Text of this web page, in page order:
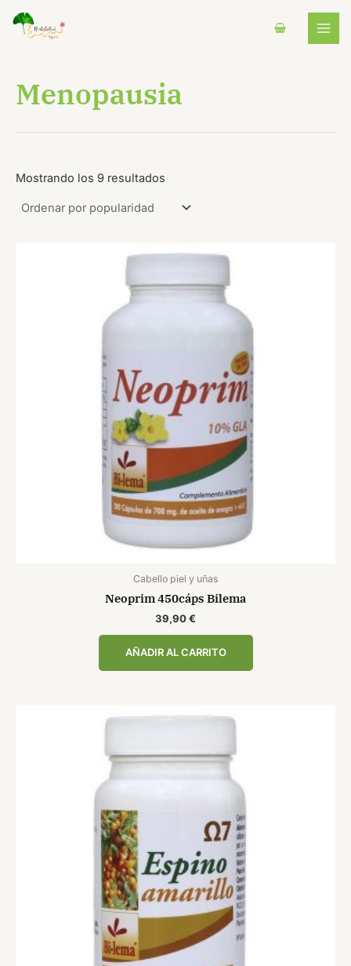
contenido
B
a
Menopausia
Mostrando los 9 resultados
Cabello piel y uñas
Neoprim 450cáps Bilema
39,90€
AÑADIR AL CARRITO